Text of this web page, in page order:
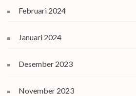
Februari 2024
Januari 2024
Desember 2023
November 2023